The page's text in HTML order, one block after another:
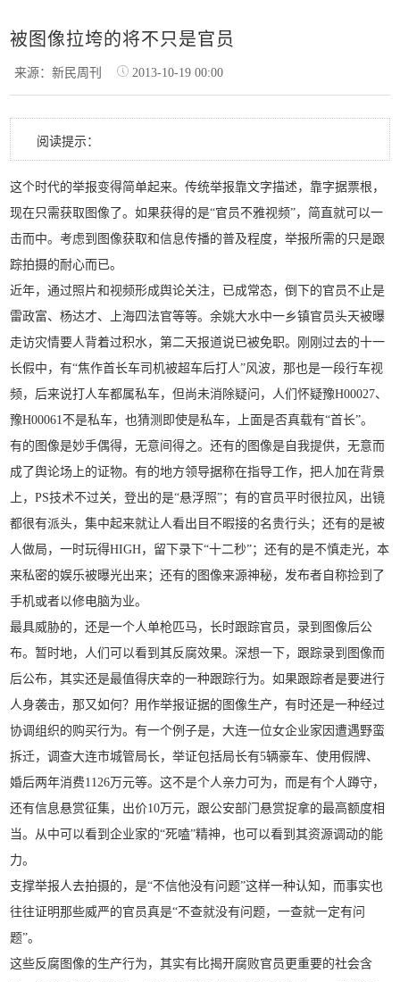
被图像拉垮的将不只是官员
来源：新民周刊 2013-10-19 00:00
阅读提示：
这个时代的举报变得简单起来。传统举报靠文字描述，靠字据票根，
现在只需获取图像了。如果获得的是“官员不雅视频”，简直就可以一
击而中。考虑到图像获取和信息传播的普及程度，举报所需的只是跟
踪拍摄的耐心而已。
近年，通过照片和视频形成舆论关注，已成常态，倒下的官员不止是
雷政富、杨达才、上海四法官等等。余姚大水中一乡镇官员头天被曝
走访灾情要人背着过积水，第二天报道说已被免职。刚刚过去的十一
长假中，有“焦作首长车司机被超车后打人”风波，那也是一段行车视
频，后来说打人车都属私车，但尚未消除疑问，人们怀疑豫H00027、
豫H00061不是私车，也猜测即使是私车，上面是否真载有“首长”。
有的图像是妙手偶得，无意间得之。还有的图像是自我提供，无意而
成了舆论场上的证物。有的地方领导据称在指导工作，把人加在背景
上，PS技术不过关，登出的是“悬浮照”；有的官员平时很拉风，出镜
都很有派头，集中起来就让人看出目不暇接的名贵行头；还有的是被
人做局，一时玩得HIGH，留下录下“十二秒”；还有的是不慎走光，本
来私密的娱乐被曝光出来；还有的图像来源神秘，发布者自称捡到了
手机或者以修电脑为业。
最具威胁的，还是一个人单枪匹马，长时跟踪官员，录到图像后公
布。暂时地，人们可以看到其反腐效果。深想一下，跟踪录到图像而
后公布，其实还是最值得庆幸的一种跟踪行为。如果跟踪者是要进行
人身袭击，那又如何？用作举报证据的图像生产，有时还是一种经过
协调组织的购买行为。有一个例子是，大连一位女企业家因遭遇野蛮
拆迁，调查大连市城管局长，举证包括局长有5辆豪车、使用假牌、
婚后两年消费1126万元等。这不是个人亲力可为，而是有个人蹲守，
还有信息悬赏征集，出价10万元，跟公安部门悬赏捉拿的最高额度相
当。从中可以看到企业家的“死嗑”精神，也可以看到其资源调动的能
力。
支撑举报人去拍摄的，是“不信他没有问题”这样一种认知，而事实也
往往证明那些威严的官员真是“不查就没有问题，一查就一定有问
题”。
这些反腐图像的生产行为，其实有比揭开腐败官员更重要的社会含